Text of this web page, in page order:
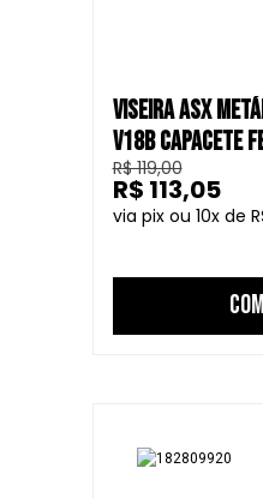
VISEIRA ASX
V18B CAPACETE
R$ 119,00
10
R$ 113,05